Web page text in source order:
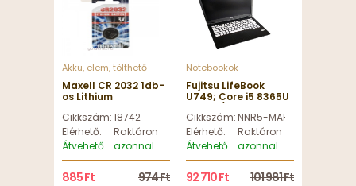
Akku, elem, tölthető
Maxell CR 2032 1db-
os Lithium
Cikkszám:18742
Elérhető:
Raktáron
Átvehető
azonnal
885 Ft 974 Ft
Notebookok
Fujitsu LifeBook
U749; Core i5 8365U
RAM/256GB SSD/14.0
FHD (1920x1080)/Win
11 Pro - Felújított
Cikkszám:NNR5-MAR24940-FEL
Elérhető:
Raktáron
Átvehető
azonnal
92 710 Ft 101 981 Ft